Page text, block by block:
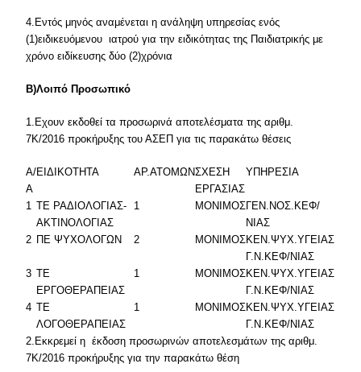
4.Εντός μηνός αναμένεται η ανάληψη υπηρεσίας ενός
(1)ειδικευόμενου ιατρού για την ειδικότητας της Παιδιατρικής με
χρόνο ειδίκευσης δύο (2)χρόνια
Β)Λοιπό Προσωπικό
1.Εχουν εκδοθεί τα προσωρινά αποτελέσματα της αριθμ.
7Κ/2016 προκήρυξης του ΑΣΕΠ για τις παρακάτω θέσεις
Α/
Α
ΕΙΔΙΚΟΤΗΤΑ ΑΡ.ΑΤΟΜΩΝΣΧΕΣΗ
ΕΡΓΑΣΙΑΣ
ΥΠΗΡΕΣΙΑ
1 ΤΕ ΡΑΔΙΟΛΟΓΙΑΣ-
ΑΚΤΙΝΟΛΟΓΙΑΣ
1 ΜΟΝΙΜΟΣΓΕΝ.ΝΟΣ.ΚΕΦ/
ΝΙΑΣ
2 ΠΕ ΨΥΧΟΛΟΓΩΝ 2 ΜΟΝΙΜΟΣΚΕΝ.ΨΥΧ.ΥΓΕΙΑΣ
Γ.Ν.ΚΕΦ/ΝΙΑΣ
3 ΤΕ
ΕΡΓΟΘΕΡΑΠΕΙΑΣ
1 ΜΟΝΙΜΟΣΚΕΝ.ΨΥΧ.ΥΓΕΙΑΣ
Γ.Ν.ΚΕΦ/ΝΙΑΣ
4 ΤΕ
ΛΟΓΟΘΕΡΑΠΕΙΑΣ
1 ΜΟΝΙΜΟΣΚΕΝ.ΨΥΧ.ΥΓΕΙΑΣ
Γ.Ν.ΚΕΦ/ΝΙΑΣ
2.Εκκρεμεί η έκδοση προσωρινών αποτελεσμάτων της αριθμ.
7Κ/2016 προκήρυξης για την παρακάτω θέση